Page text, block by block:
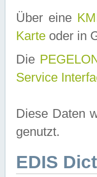
Über eine
Karte oder in
Die
Service
Diese Daten
genutzt.
EDIS